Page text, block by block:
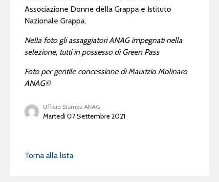
Associazione Donne della Grappa e Istituto
Nazionale Grappa.
Nella foto gli assaggiatori ANAG impegnati nella
selezione, tutti in possesso di Green Pass
Foto per gentile concessione di Maurizio Molinaro
ANAG©
Ufficio Stampa ANAG
Martedì 07 Settembre 2021
Torna alla lista